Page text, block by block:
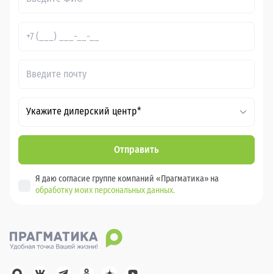
Укажите дилерский центр*
Отправить
Я даю согласие группе компаний «Прагматика» на
обработку моих персональных данных.